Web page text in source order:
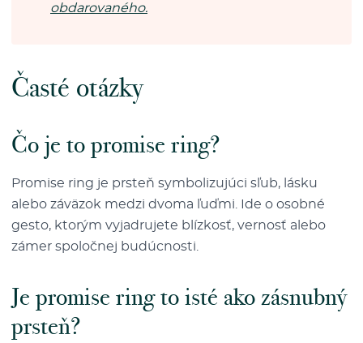
obdarovaného.
Časté otázky
Čo je to promise ring?
Promise ring je prsteň symbolizujúci sľub, lásku
alebo záväzok medzi dvoma ľuďmi. Ide o osobné
gesto, ktorým vyjadrujete blízkosť, vernosť alebo
zámer spoločnej budúcnosti.
Je promise ring to isté ako zásnubný
prsteň?